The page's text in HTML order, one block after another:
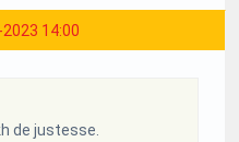
14:00
de justesse.